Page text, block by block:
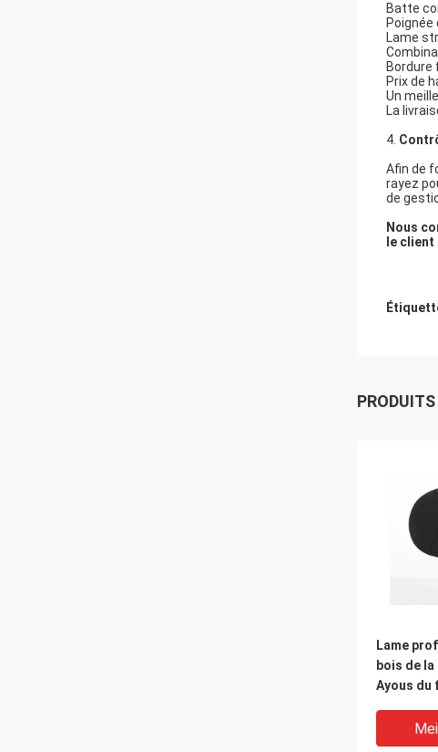
Batte
Lame
Prix de
Un
La
4.
Afin de
rayez
de
Nous
le
Lame
bois de
Ayous du
ping-pong